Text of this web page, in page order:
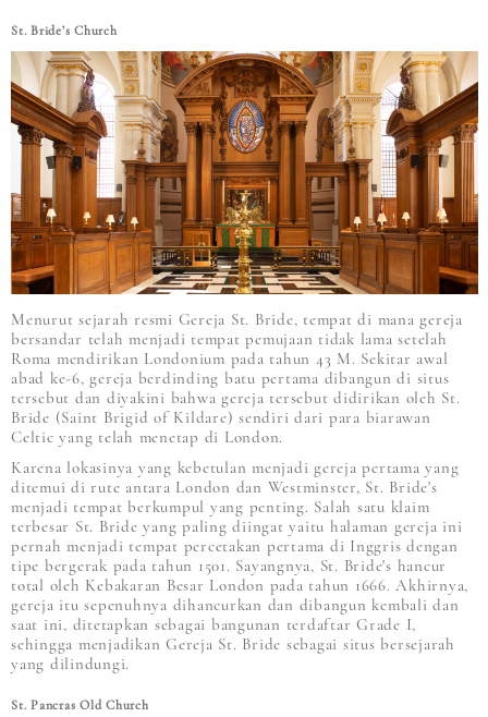
St. Bride’s Church
Menurut sejarah resmi Gereja St. Bride, tempat di mana gereja
bersandar telah menjadi tempat pemujaan tidak lama setelah
Roma mendirikan Londonium pada tahun 43 M. Sekitar awal
abad ke-6, gereja berdinding batu pertama dibangun di situs
tersebut dan diyakini bahwa gereja tersebut didirikan oleh St.
Bride (Saint Brigid of Kildare) sendiri dari para biarawan
Celtic yang telah menetap di London.
Karena lokasinya yang kebetulan menjadi gereja pertama yang
ditemui di rute antara London dan Westminster, St. Bride's
menjadi tempat berkumpul yang penting. Salah satu klaim
terbesar St. Bride yang paling diingat yaitu halaman gereja ini
pernah menjadi tempat percetakan pertama di Inggris dengan
tipe bergerak pada tahun 1501. Sayangnya, St. Bride's hancur
total oleh Kebakaran Besar London pada tahun 1666. Akhirnya,
gereja itu sepenuhnya dihancurkan dan dibangun kembali dan
saat ini, ditetapkan sebagai bangunan terdaftar Grade I,
sehingga menjadikan Gereja St. Bride sebagai situs bersejarah
yang dilindungi.
St. Pancras Old Church